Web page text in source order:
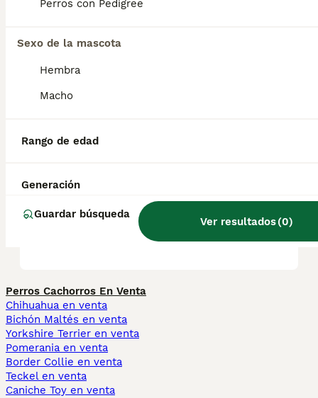
Perros con Pedigree
Sexo de la mascota
Hembra
Macho
Rango de edad
Generación
Guardar búsqueda
Ver resultados(0)
juntos; algunos ejemplares de esta raza
¿Braco Alemán cuánto
crece?
¿Cómo saber si un braco
¿Cómo es el carácter de un
braco alemán?
Perros Cachorros En Venta
Chihuahua en venta
Bichón Maltés en venta
Yorkshire Terrier en venta
Pomerania en venta
Border Collie en venta
Teckel en venta
Caniche Toy en venta